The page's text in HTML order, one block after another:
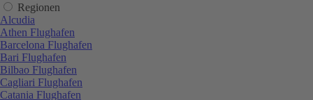
Regionen
Alcudia
Athen Flughafen
Barcelona Flughafen
Bari Flughafen
Bilbao Flughafen
Cagliari Flughafen
Catania Flughafen